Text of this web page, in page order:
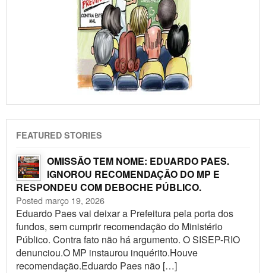
FEATURED STORIES
OMISSÃO TEM NOME: EDUARDO PAES.
IGNOROU RECOMENDAÇÃO DO MP E
RESPONDEU COM DEBOCHE PÚBLICO.
Posted março 19, 2026
Eduardo Paes vai deixar a Prefeitura pela porta dos
fundos, sem cumprir recomendação do Ministério
Público. Contra fato não há argumento. O SISEP-RIO
denunciou.O MP instaurou inquérito.Houve
recomendação.Eduardo Paes não […]